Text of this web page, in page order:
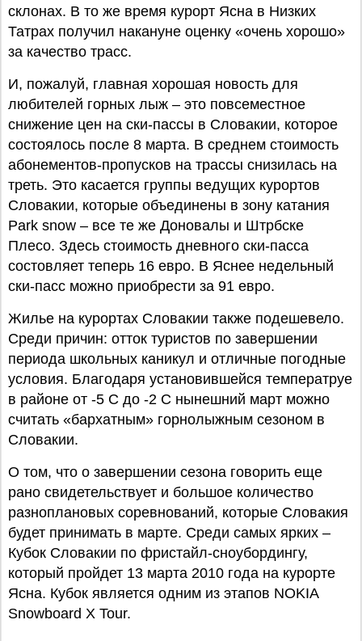
склонах. В то же время курорт Ясна в Низких
Татрах получил накануне оценку «очень хорошо»
за качество трасс.
И, пожалуй, главная хорошая новость для
любителей горных лыж – это повсеместное
снижение цен на ски-пассы в Словакии, которое
состоялось после 8 марта. В среднем стоимость
абонементов-пропусков на трассы снизилась на
треть. Это касается группы ведущих курортов
Словакии, которые объединены в зону катания
Park snow – все те же Доновалы и Штрбске
Плесо. Здесь стоимость дневного ски-пасса
состовляет теперь 16 евро. В Яснее недельный
ски-пасс можно приобрести за 91 евро.
Жилье на курортах Словакии также подешевело.
Среди причин: отток туристов по завершении
периода школьных каникул и отличные погодные
условия. Благодаря установившейся температруе
в районе от -5 С до -2 С нынешний март можно
считать «бархатным» горнолыжным сезоном в
Словакии.
О том, что о завершении сезона говорить еще
рано свидетельствует и большое количество
разноплановых соревнований, которые Словакия
будет принимать в марте. Среди самых ярких –
Кубок Словакии по фристайл-сноубордингу,
который пройдет 13 марта 2010 года на курорте
Ясна. Кубок является одним из этапов NOKIA
Snowboard X Tour.